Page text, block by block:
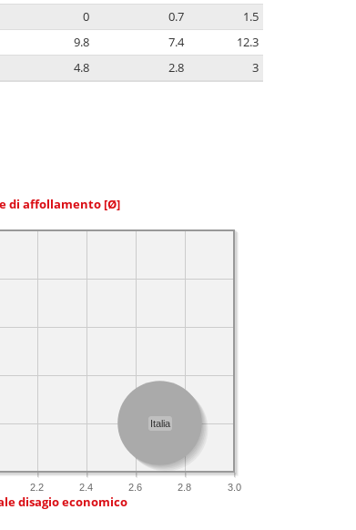
0 0.7
1.5
9.8 7.4
12.3
4.8 2.8 3
di affollamento [Ø]
2.2 2.4 2.6 2.8 3.0
Italia
disagio economico